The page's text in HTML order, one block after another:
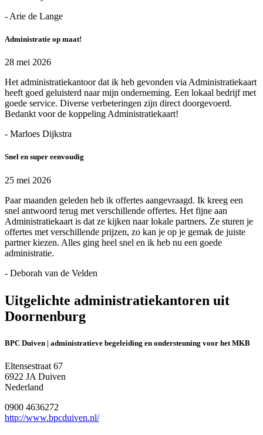
- Arie de Lange
Administratie op maat!
28 mei 2026
Het administratiekantoor dat ik heb gevonden via Administratiekaart
heeft goed geluisterd naar mijn onderneming. Een lokaal bedrijf met
goede service. Diverse verbeteringen zijn direct doorgevoerd.
Bedankt voor de koppeling Administratiekaart!
- Marloes Dijkstra
Snel en super eenvoudig
25 mei 2026
Paar maanden geleden heb ik offertes aangevraagd. Ik kreeg een
snel antwoord terug met verschillende offertes. Het fijne aan
Administratiekaart is dat ze kijken naar lokale partners. Ze sturen je
offertes met verschillende prijzen, zo kan je op je gemak de juiste
partner kiezen. Alles ging heel snel en ik heb nu een goede
administratie.
- Deborah van de Velden
Uitgelichte administratiekantoren uit
Doornenburg
BPC Duiven | administratieve begeleiding en ondersteuning voor het MKB
Eltensestraat 67
6922 JA Duiven
Nederland
0900 4636272
http://www.bpcduiven.nl/